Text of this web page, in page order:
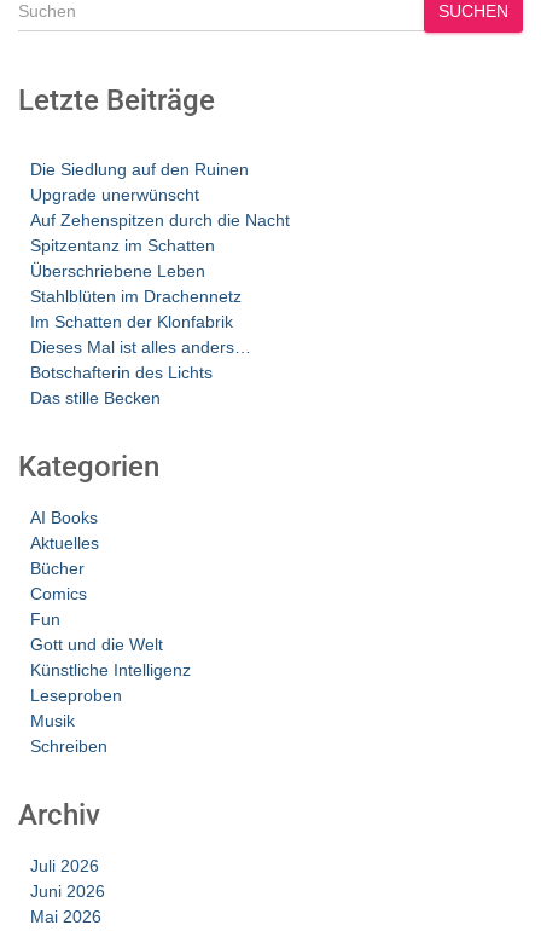
SUCHEN
Letzte Beiträge
Die Siedlung auf den Ruinen
Upgrade unerwünscht
Auf Zehenspitzen durch die Nacht
Spitzentanz im Schatten
Überschriebene Leben
Stahlblüten im Drachennetz
Im Schatten der Klonfabrik
Dieses Mal ist alles anders…
Botschafterin des Lichts
Das stille Becken
Kategorien
AI Books
Aktuelles
Bücher
Comics
Fun
Gott und die Welt
Künstliche Intelligenz
Leseproben
Musik
Schreiben
Archiv
Juli 2026
Juni 2026
Mai 2026